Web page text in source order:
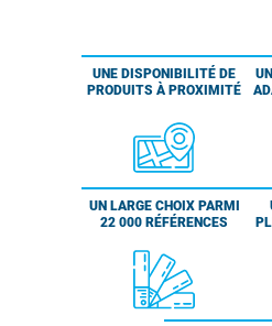
UNE DISPONIBILITÉ DE
PRODUITS À PROXIMITÉ
UN LARGE CHOIX PARMI
22 000 RÉFÉRENCES